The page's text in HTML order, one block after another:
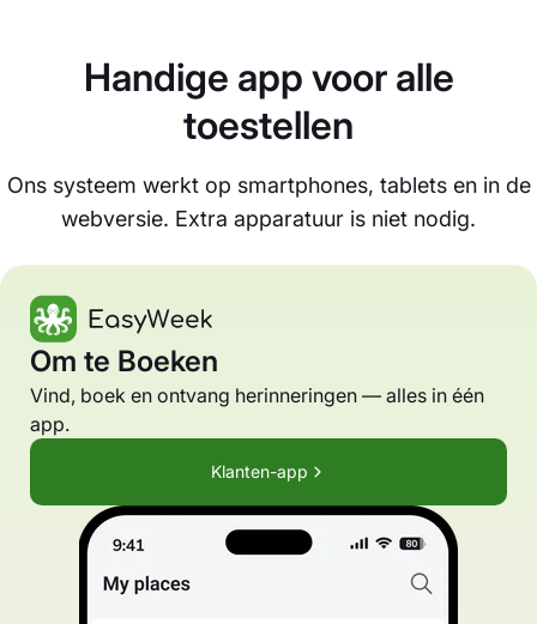
Handige app voor alle
toestellen
Ons systeem werkt op smartphones, tablets en in de
webversie. Extra apparatuur is niet nodig.
Om te Boeken
Vind, boek en ontvang herinneringen — alles in één
app.
Klanten-app